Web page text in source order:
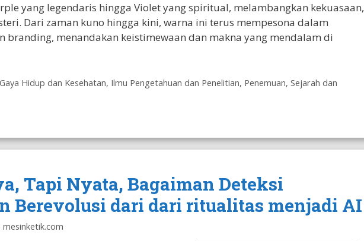
yang legendaris hingga Violet yang spiritual, melambangkan kekuasaan,
Dari zaman kuno hingga kini, warna ini terus mempesona dalam
branding, menandakan keistimewaan dan makna yang mendalam di
Gaya Hidup dan Kesehatan, Ilmu Pengetahuan dan Penelitian, Penemuan, Sejarah dan
Tapi Nyata, Bagaiman Deteksi
Berevolusi dari dari ritualitas menjadi AI
mesinketik.com